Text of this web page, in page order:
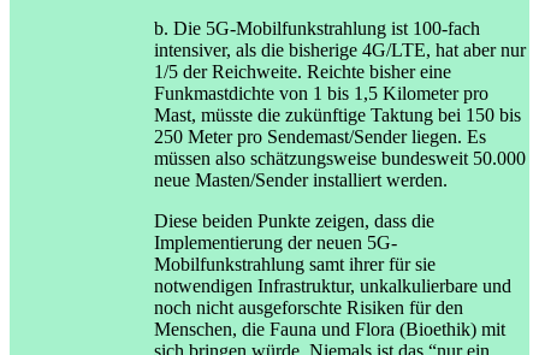
b. Die 5G-Mobilfunkstrahlung ist 100-fach
intensiver, als die bisherige 4G/LTE, hat aber nur
1/5 der Reichweite. Reichte bisher eine
Funkmastdichte von 1 bis 1,5 Kilometer pro
Mast, müsste die zukünftige Taktung bei 150 bis
250 Meter pro Sendemast/Sender liegen. Es
müssen also schätzungsweise bundesweit 50.000
neue Masten/Sender installiert werden.
Diese beiden Punkte zeigen, dass die
Implementierung der neuen 5G-
Mobilfunkstrahlung samt ihrer für sie
notwendigen Infrastruktur, unkalkulierbare und
noch nicht ausgeforschte Risiken für den
Menschen, die Fauna und Flora (Bioethik) mit